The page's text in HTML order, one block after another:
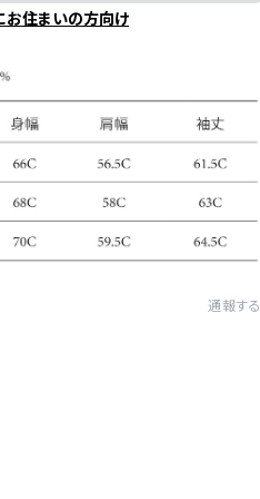
お住まいの方向け
通報する